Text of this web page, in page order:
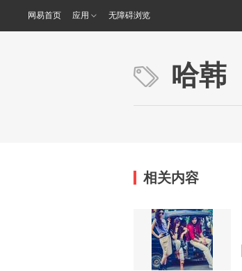
网易首页 应用 无障碍浏览
哈韩
相关内容